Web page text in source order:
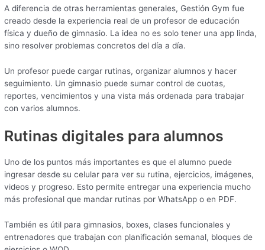
A diferencia de otras herramientas generales, Gestión Gym fue
creado desde la experiencia real de un profesor de educación
física y dueño de gimnasio. La idea no es solo tener una app linda,
sino resolver problemas concretos del día a día.
Un profesor puede cargar rutinas, organizar alumnos y hacer
seguimiento. Un gimnasio puede sumar control de cuotas,
reportes, vencimientos y una vista más ordenada para trabajar
con varios alumnos.
Rutinas digitales para alumnos
Uno de los puntos más importantes es que el alumno puede
ingresar desde su celular para ver su rutina, ejercicios, imágenes,
videos y progreso. Esto permite entregar una experiencia mucho
más profesional que mandar rutinas por WhatsApp o en PDF.
También es útil para gimnasios, boxes, clases funcionales y
entrenadores que trabajan con planificación semanal, bloques de